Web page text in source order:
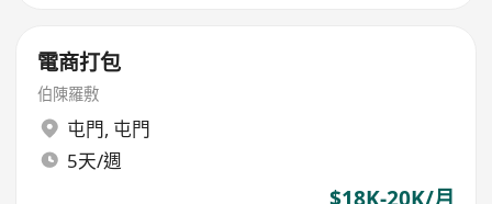
電商打包
伯陳羅敷
屯門, 屯門
5天/週